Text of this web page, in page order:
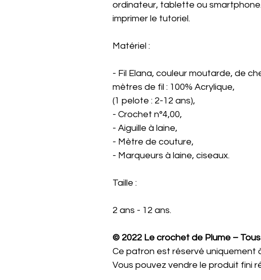
ordinateur, tablette ou
imprimer le tutoriel.
Matériel :
- Fil Elana, couleur moutarde, de
mètres de fil : 100% Acrylique,
(1 pelote : 2-12 ans),
- Crochet n°4,00,
- Aiguille à laine,
- Mètre de couture,
- Marqueurs à laine, ciseaux.
Taille :
2 ans - 12 ans.
© 2022 Le crochet de Plume –
Ce patron est réservé uniquement
Vous pouvez vendre le produit fini